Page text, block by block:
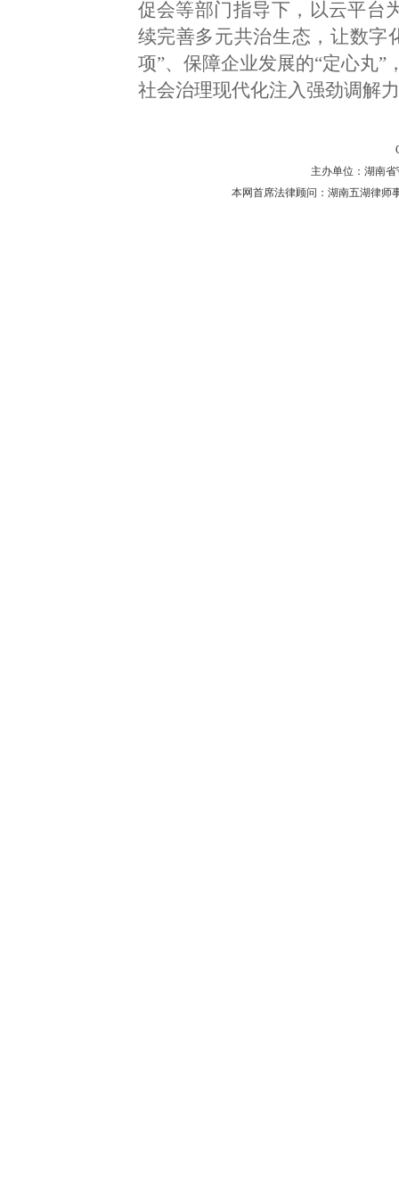
促会等部门指导下，以云平台
续完善多元共治生态，让数字
项”、保障企业发展的“定心丸
社会治理现代化注入强劲调解
主办单位：湖南省
本网首席法律顾问：湖南五湖律师